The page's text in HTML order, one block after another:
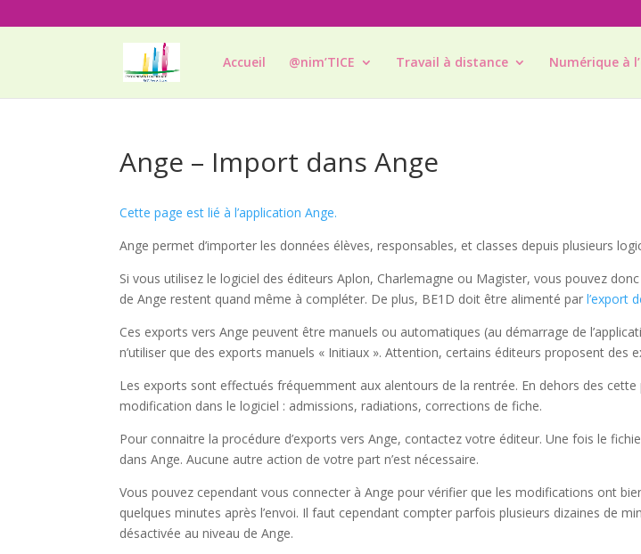
Accueil @nim’TICE Travail à distance Numérique à
Ange – Import dans Ange
Cette page est lié à l’application Ange.
Ange permet d’importer les données élèves, responsables, et classes depuis plusieurs
Si vous utilisez le logiciel des éditeurs Aplon, Charlemagne ou Magister, vous pouvez
de Ange restent quand même à compléter. De plus, BE1D doit être alimenté parl’export
Ces exports vers Ange peuvent être manuels ou automatiques (au démarrage de
n’utiliser que des exports manuels « Initiaux ». Attention, certains éditeurs proposent des
Les exports sont effectués fréquemment aux alentours de la rentrée. En dehors des
modification dans le logiciel : admissions, radiations, corrections de fiche.
Pour connaitre la procédure d’exports vers Ange, contactez votre éditeur. Une fois le
dans Ange. Aucune autre action de votre part n’est nécessaire.
Vous pouvez cependant vous connecter à Ange pour vérifier que les modifications ont
quelques minutes après l’envoi. Il faut cependant compter parfois plusieurs dizaines de
désactivée au niveau de Ange.